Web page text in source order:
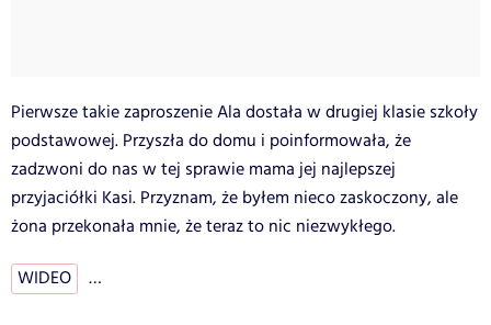
Pierwsze takie zaproszenie Ala dostała w drugiej klasie szkoły
podstawowej. Przyszła do domu i poinformowała, że
zadzwoni do nas w tej sprawie mama jej najlepszej
przyjaciółki Kasi. Przyznam, że byłem nieco zaskoczony, ale
żona przekonała mnie, że teraz to nic niezwykłego.
WIDEO …